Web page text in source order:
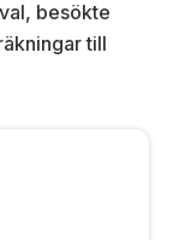
besökte
till